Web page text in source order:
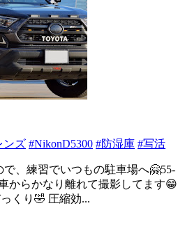
ンズ #NikonD5300 #防湿庫 #写活
、練習でいつもの駐車場へ🤗55-
からかなり離れて撮影してます😁
くり🤣 圧縮効...